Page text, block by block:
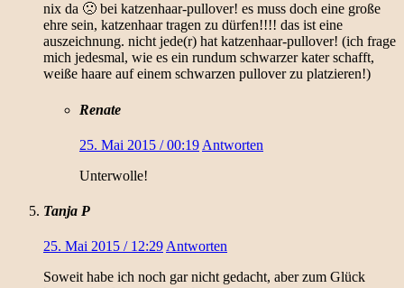
nix da 🙁 bei katzenhaar-pullover! es muss doch eine große
ehre sein, katzenhaar tragen zu dürfen!!!! das ist eine
auszeichnung. nicht jede(r) hat katzenhaar-pullover! (ich frage
mich jedesmal, wie es ein rundum schwarzer kater schafft,
weiße haare auf einem schwarzen pullover zu platzieren!)
Renate
25. Mai 2015 / 00:19 Antworten
Unterwolle!
Tanja P
25. Mai 2015 / 12:29 Antworten
Soweit habe ich noch gar nicht gedacht, aber zum Glück